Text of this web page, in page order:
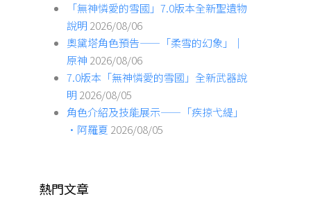
「無神憐愛的雪國」7.0版本全新聖遺物
說明 2026/08/06
奧黛塔角色預告——「柔雪的幻象」｜
原神 2026/08/06
7.0版本「無神憐愛的雪國」全新武器說
明 2026/08/05
角色介紹及技能展示——「疾掠弋緹」
·阿羅夏 2026/08/05
熱門文章